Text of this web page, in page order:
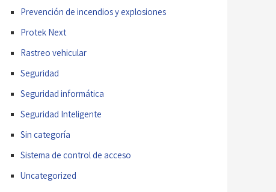
Prevención de incendios y explosiones
Protek Next
Rastreo vehicular
Seguridad
Seguridad informática
Seguridad Inteligente
Sin categoría
Sistema de control de acceso
Uncategorized